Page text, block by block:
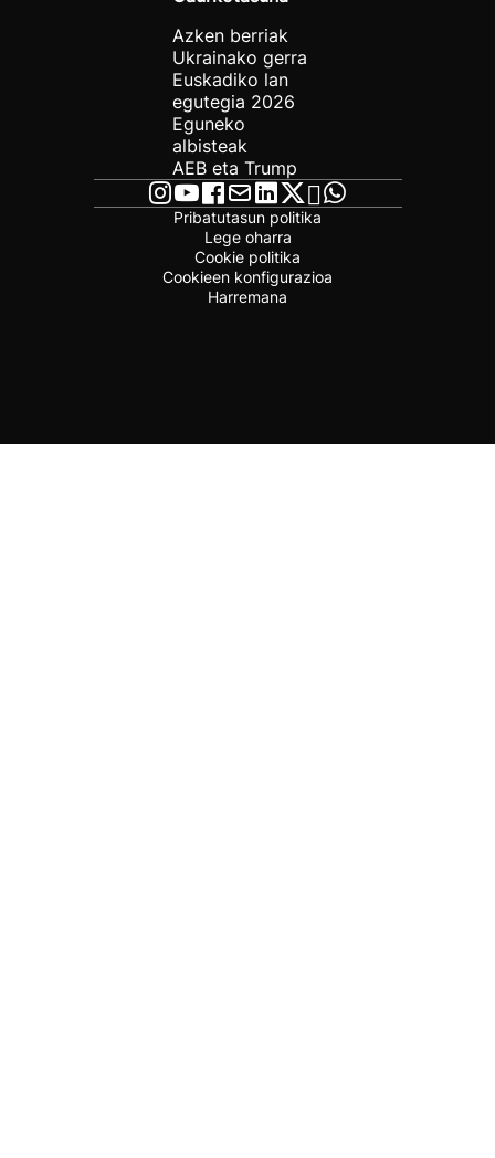
Azken berriak
Ukrainako gerra
Euskadiko lan
egutegia 2026
Eguneko
albisteak
AEB eta Trump
Pribatutasun politika
Lege oharra
Cookie politika
Cookieen konfigurazioa
Harremana